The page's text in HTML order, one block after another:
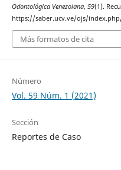
Odontológica Venezolana, 59(1).
https://saber.ucv.ve/ojs/
Más formatos de cita
Número
Vol. 59 Núm. 1 (2021)
Sección
Reportes de Caso